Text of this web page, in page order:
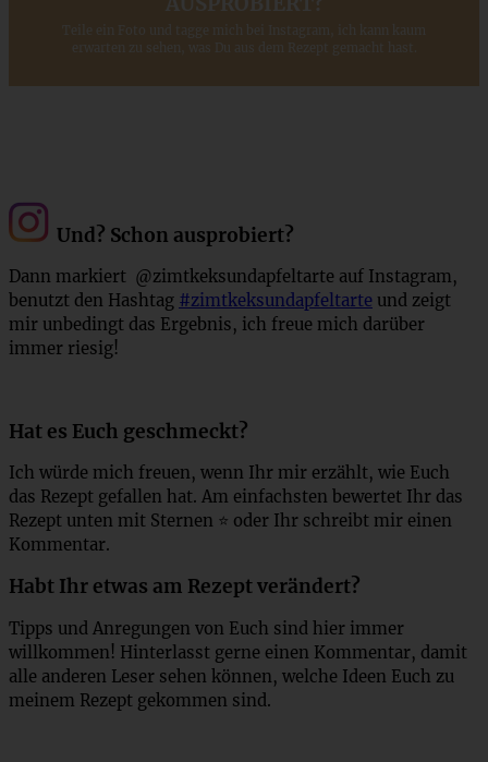
Teile ein Foto und tagge mich bei Instagram, ich kann kaum
erwarten zu sehen, was Du aus dem Rezept gemacht hast.
Und? Schon ausprobiert?
Dann markiert @zimtkeksundapfeltarte auf Instagram,
benutzt den Hashtag #zimtkeksundapfeltarte und zeigt
mir unbedingt das Ergebnis, ich freue mich darüber
immer riesig!
Hat es Euch geschmeckt?
Ich würde mich freuen, wenn Ihr mir erzählt, wie Euch
das Rezept gefallen hat. Am einfachsten bewertet Ihr das
Rezept unten mit Sternen ⭐ oder Ihr schreibt mir einen
Kommentar.
Habt Ihr etwas am Rezept verändert?
Tipps und Anregungen von Euch sind hier immer
willkommen! Hinterlasst gerne einen Kommentar, damit
alle anderen Leser sehen können, welche Ideen Euch zu
meinem Rezept gekommen sind.